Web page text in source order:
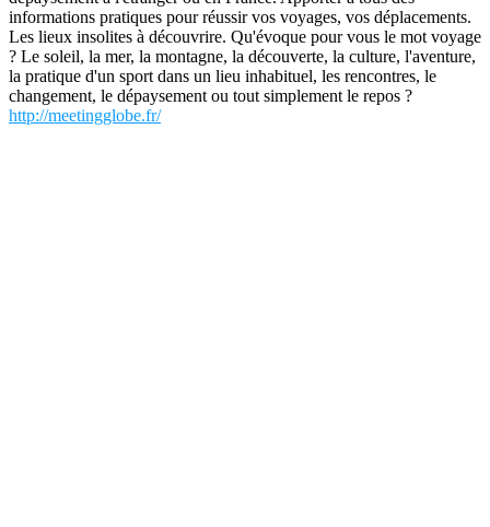
informations pratiques pour réussir vos voyages, vos déplacements.
Les lieux insolites à découvrire. Qu'évoque pour vous le mot voyage
? Le soleil, la mer, la montagne, la découverte, la culture, l'aventure,
la pratique d'un sport dans un lieu inhabituel, les rencontres, le
changement, le dépaysement ou tout simplement le repos ?
http://meetingglobe.fr/